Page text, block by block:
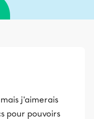
j'aimerais
pour pouvoirs